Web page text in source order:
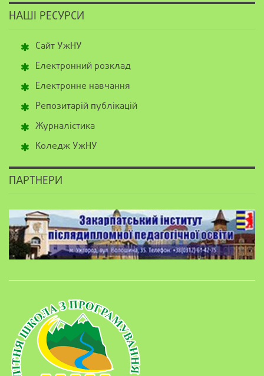
НАШІ РЕСУРСИ
Сайт УжНУ
Електронний розклад
Електронне навчання
Репозитарій публікацій
Журналістика
Коледж УжНУ
ПАРТНЕРИ